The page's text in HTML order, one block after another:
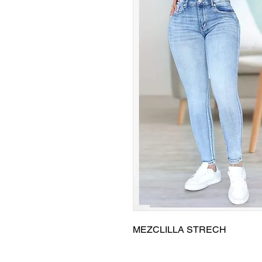
MEZCLILLA STRECH